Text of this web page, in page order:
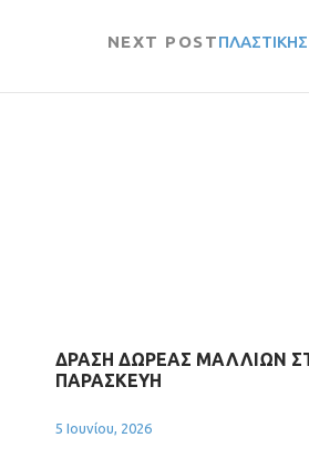
NEXT POST
ΔΡΑΣΗ ΔΩΡΕΑΣ ΜΑΛΛΙΩΝ
ΠΑΡΑΣΚΕΥΗ
5 Ιουνίου, 2026